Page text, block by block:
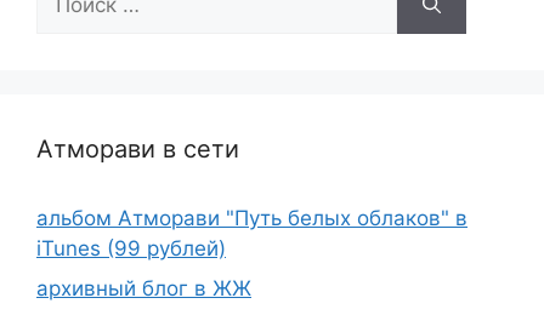
Атморави в сети
альбом Атморави "Путь белых облаков" в
iTunes (99 рублей)
архивный блог в ЖЖ